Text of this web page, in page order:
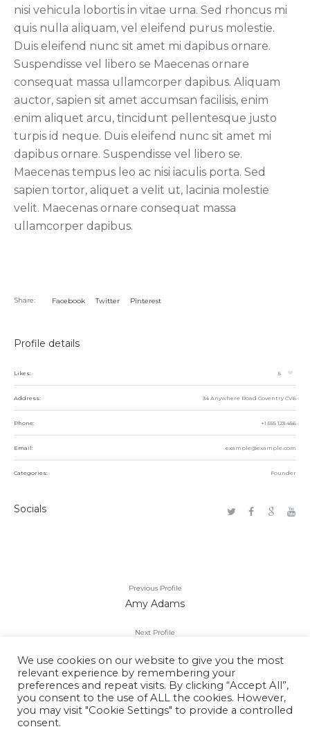
nisi vehicula lobortis in vitae urna. Sed rhoncus mi
quis nulla aliquam, vel eleifend purus molestie.
Duis eleifend nunc sit amet mi dapibus ornare.
Suspendisse vel libero se Maecenas ornare
consequat massa ullamcorper dapibus. Aliquam
auctor, sapien sit amet accumsan facilisis, enim
enim aliquet arcu, tincidunt pellentesque justo
turpis id neque. Duis eleifend nunc sit amet mi
dapibus ornare. Suspendisse vel libero se.
Maecenas tempus leo ac nisi iaculis porta. Sed
sapien tortor, aliquet a velit ut, lacinia molestie
velit. Maecenas ornare consequat massa
ullamcorper dapibus.
Share: Facebook Twitter Pinterest
Profile details
Likes: 5
Address: 34 Anywhere Road Coventry CV6
Phone: +1 555 123 456
Email: example@example.com
Categories: Founder
Socials
Amy Adams
Previous Profile
Next Profile
We use cookies on our website to give you the most
relevant experience by remembering your
preferences and repeat visits. By clicking “Accept All”,
you consent to the use of ALL the cookies. However,
you may visit "Cookie Settings" to provide a controlled
consent.